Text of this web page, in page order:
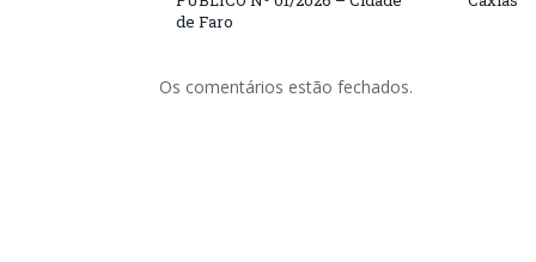
de Faro
Os comentários estão fechados.